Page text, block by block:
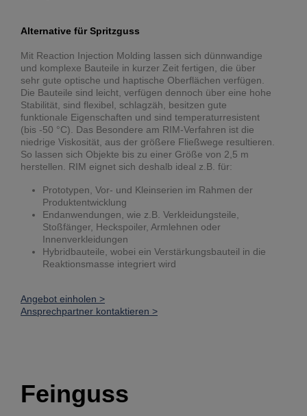
Alternative für Spritzguss
Mit Reaction Injection Molding lassen sich dünnwandige
und komplexe Bauteile in kurzer Zeit fertigen, die über
sehr gute optische und haptische Oberflächen verfügen.
Die Bauteile sind leicht, verfügen dennoch über eine hohe
Stabilität, sind flexibel, schlagzäh, besitzen gute
funktionale Eigenschaften und sind temperaturresistent
(bis -50 °C). Das Besondere am RIM-Verfahren ist die
niedrige Viskosität, aus der größere Fließwege resultieren.
So lassen sich Objekte bis zu einer Größe von 2,5 m
herstellen. RIM eignet sich deshalb ideal z.B. für:
Prototypen, Vor- und Kleinserien im Rahmen der
Produktentwicklung
Endanwendungen, wie z.B. Verkleidungsteile,
Stoßfänger, Heckspoiler, Armlehnen oder
Innenverkleidungen
Hybridbauteile, wobei ein Verstärkungsbauteil in die
Reaktionsmasse integriert wird
Angebot einholen >
Ansprechpartner kontaktieren >
Feinguss